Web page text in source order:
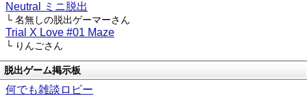
Neutral ミニ脱出
└ 名無しの脱出ゲーマーさん
Trial X Love #01 Maze
└ りんごさん
脱出ゲーム掲示板
何でも雑談ロビー